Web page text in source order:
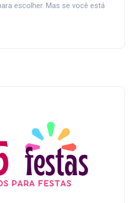
escolher. Mas se você está